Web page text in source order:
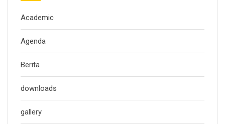
Academic
Agenda
Berita
downloads
gallery